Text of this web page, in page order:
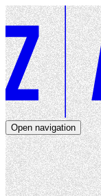
Open navigation
Artists
Dates
About
News